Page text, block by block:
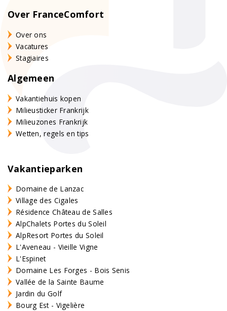
Over FranceComfort
Over ons
Vacatures
Stagiaires
Algemeen
Vakantiehuis kopen
Milieusticker Frankrijk
Milieuzones Frankrijk
Wetten, regels en tips
Vakantieparken
Domaine de Lanzac
Village des Cigales
Résidence Château de Salles
AlpChalets Portes du Soleil
AlpResort Portes du Soleil
L'Aveneau - Vieille Vigne
L'Espinet
Domaine Les Forges - Bois Senis
Vallée de la Sainte Baume
Jardin du Golf
Bourg Est - Vigelière